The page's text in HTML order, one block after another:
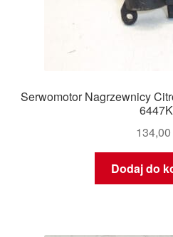
Serwomotor Nagrzewnicy
134,00
Dodaj do